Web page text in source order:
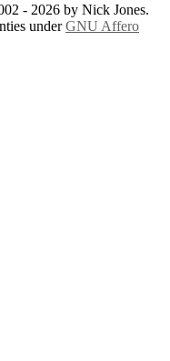
- 2026 by Nick Jones.
underGNU Affero